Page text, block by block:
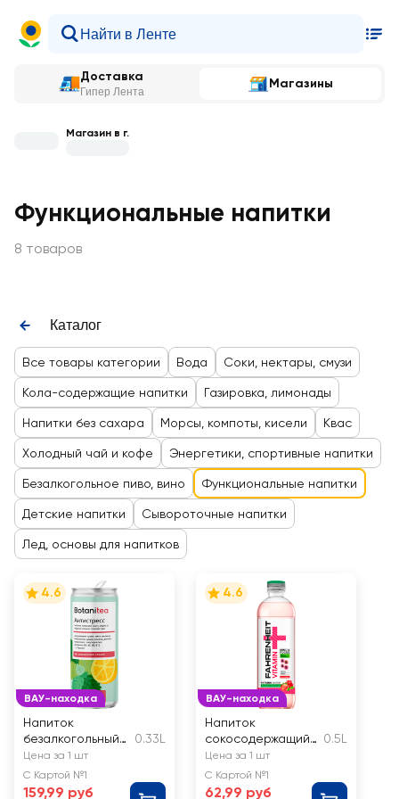
Доставка
Гипер Лента
Магазины
Магазин в г.
Функциональные напитки
8 товаров
Каталог
Все товары категории Вода Соки, нектары, смузи
Кола-содержащие напитки Газировка, лимонады
Напитки без сахара Морсы, компоты, кисели Квас
Холодный чай и кофе Энергетики, спортивные напитки
Безалкогольное пиво, вино Функциональные напитки
Детские напитки Сывороточные напитки
Лед, основы для напитков
ВАУ-находка
4.6
Напиток
безалкогольный
слабогазированн
ый BIOPRACTIKA
Botanitea
0.33L
Цена за 1 шт
С Картой №1
159,99 руб
ВАУ-находка
4.6
Напиток
сокосодержащий
FAHRENHEIT со
вкусом клубники и
красной
0.5L
Цена за 1 шт
С Картой №1
62,99 руб